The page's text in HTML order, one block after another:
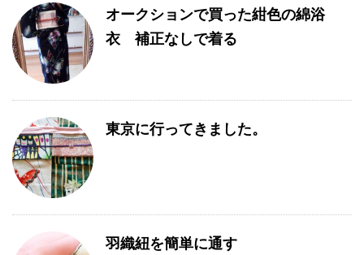
オークションで買った紺色の綿浴
衣 補正なしで着る
東京に行ってきました。
羽織紐を簡単に通す